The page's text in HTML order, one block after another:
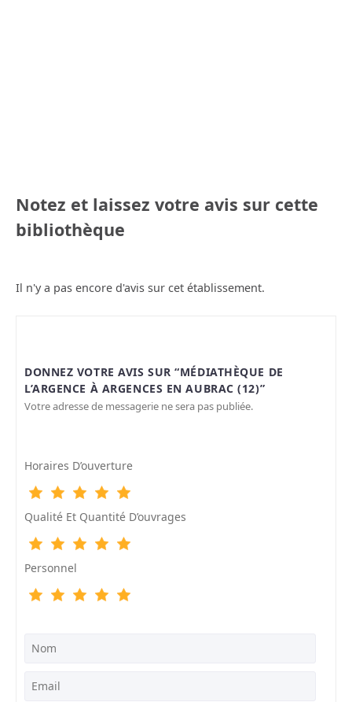
Notez et laissez votre avis sur cette
bibliothèque
Il n'y a pas encore d'avis sur cet établissement.
DONNEZ VOTRE AVIS SUR “MÉDIATHÈQUE DE
L’ARGENCE À ARGENCES EN AUBRAC (12)”
Votre adresse de messagerie ne sera pas publiée.
Horaires D’ouverture
Qualité Et Quantité D’ouvrages
Personnel